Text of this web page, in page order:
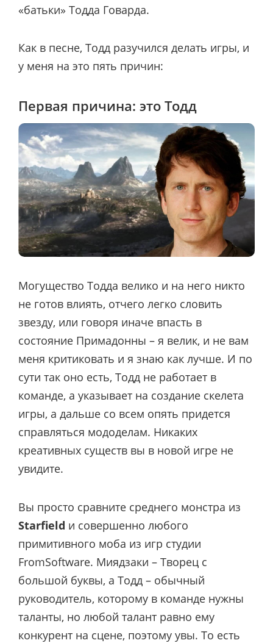
«батьки» Тодда Говарда.
Как в песне, Тодд разучился делать игры, и
у меня на это пять причин:
Первая причина: это Тодд
Могущество Тодда велико и на него никто
не готов влиять, отчего легко словить
звезду, или говоря иначе впасть в
состояние Примадонны – я велик, и не вам
меня критиковать и я знаю как лучше. И по
сути так оно есть, Тодд не работает в
команде, а указывает на создание скелета
игры, а дальше со всем опять придется
справляться мододелам. Никаких
креативных существ вы в новой игре не
увидите.
Вы просто сравните среднего монстра из
Starfield и совершенно любого
примитивного моба из игр студии
FromSoftware. Миядзаки – Творец с
большой буквы, а Тодд – обычный
руководитель, которому в команде нужны
таланты, но любой талант равно ему
конкурент на сцене, поэтому увы. То есть